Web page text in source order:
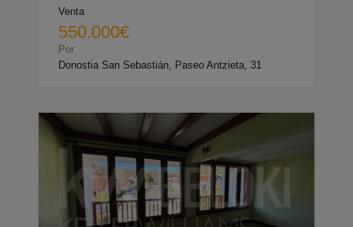
Venta
550.000€
Por
Donostia San Sebastián, Paseo Antzieta, 31